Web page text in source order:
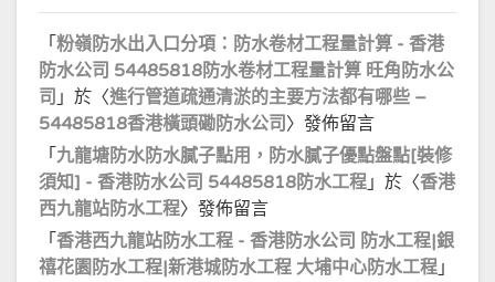
「 粉嶺防水出入口分項：防水卷材工程量計算 - 香港
防水公司 54485818防水卷材工程量計算 旺角防水公
司 」於〈進行管道疏通清淤的主要方法都有哪些 –
54485818香港橫頭磡防水公司 〉發佈留言
「 九龍塘防水防水膩子點用，防水膩子優點盤點[裝修
須知] - 香港防水公司 54485818防水工程 」於〈香港
西九龍站防水工程〉發佈留言
「 香港西九龍站防水工程 - 香港防水公司 防水工程|銀
禧花園防水工程|新港城防水工程 大埔中心防水工程 」